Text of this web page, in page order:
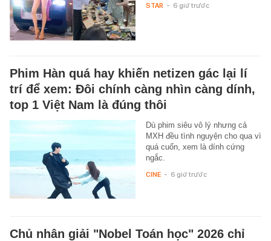
STAR - 6 giờ trước
Phim Hàn quá hay khiến netizen gác lại lí
trí để xem: Đôi chính càng nhìn càng dính,
top 1 Việt Nam là đúng thôi
Dù phim siêu vô lý nhưng cả
MXH đều tình nguyện cho qua vì
quá cuốn, xem là dính cứng
ngắc.
CINE - 6 giờ trước
Chủ nhân giải "Nobel Toán học" 2026 chỉ